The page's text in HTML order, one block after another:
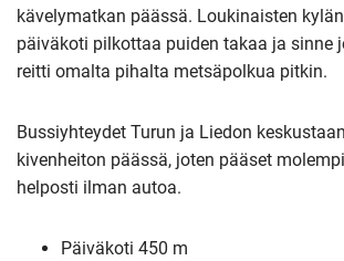
kävelymatkan päässä. Loukinaisten
päiväkoti pilkottaa puiden takaa ja sinne
reitti omalta pihalta metsäpolkua pitkin.
Bussiyhteydet Turun ja Liedon
kivenheiton päässä, joten pääset
helposti ilman autoa.
Päiväkoti 450 m